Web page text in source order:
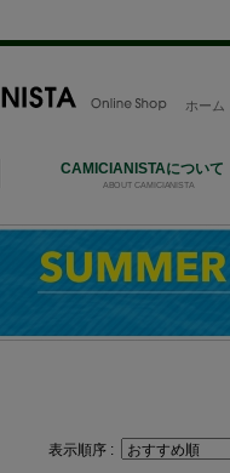
ホーム
CAMICIANISTAについて
ABOUT CAMICIANISTA
表示順序 :